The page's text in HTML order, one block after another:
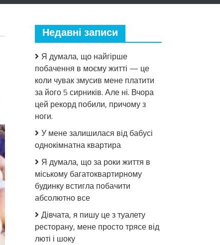
Недавні записи
Я думала, що найгірше
побачення в моєму житті — це
коли чувак змусив мене платити
за його 5 сирників. Але ні. Вчора
цей рекорд побили, причому з
ноги.
У мене залишилася від бабусі
однокімнатна квартира
Я думала, що за роки життя в
міському багатоквартирному
будинку встигла побачити
абсолютно все
Дівчата, я пишу це з туалету
ресторану, мене просто трясе від
люті і шоку